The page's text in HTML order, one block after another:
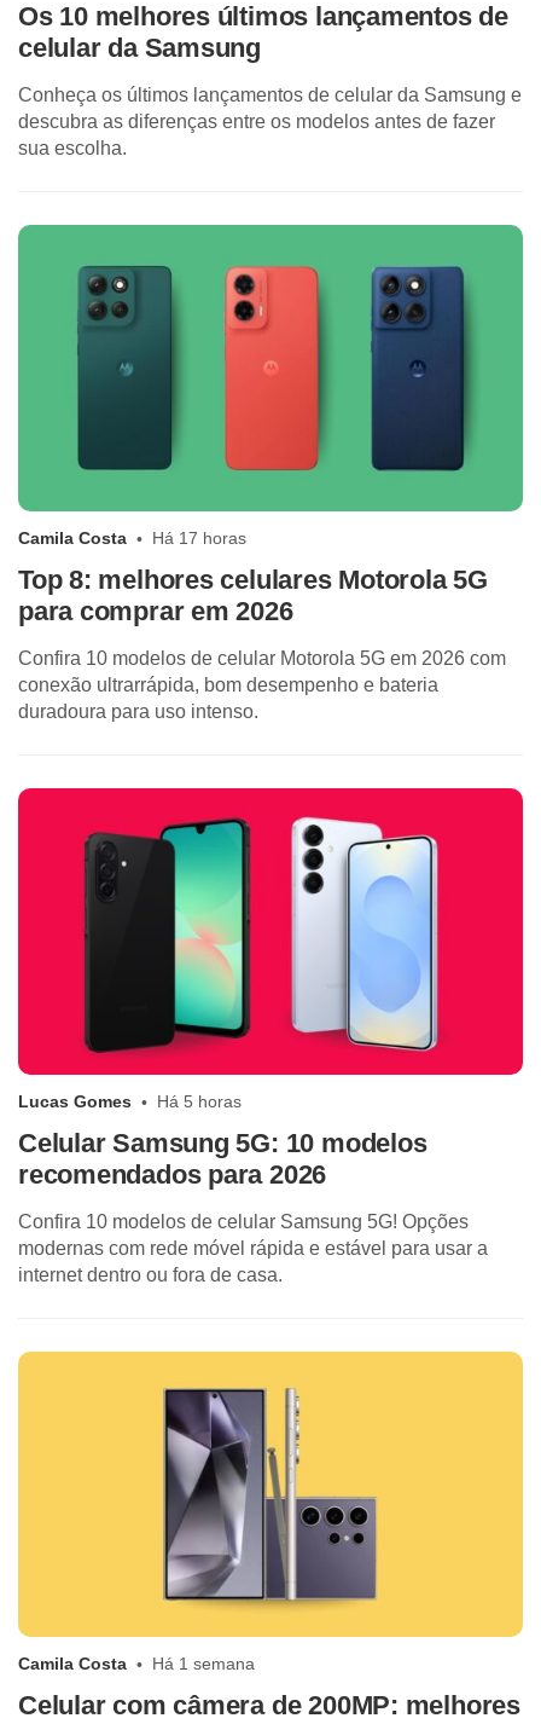
Os 10 melhores últimos lançamentos de
celular da Samsung
Conheça os últimos lançamentos de celular da Samsung e
descubra as diferenças entre os modelos antes de fazer
sua escolha.
Camila Costa Há 17 horas
Top 8: melhores celulares Motorola 5G
para comprar em 2026
Confira 10 modelos de celular Motorola 5G em 2026 com
conexão ultrarrápida, bom desempenho e bateria
duradoura para uso intenso.
Lucas Gomes Há 5 horas
Celular Samsung 5G: 10 modelos
recomendados para 2026
Confira 10 modelos de celular Samsung 5G! Opções
modernas com rede móvel rápida e estável para usar a
internet dentro ou fora de casa.
Camila Costa Há 1 semana
Celular com câmera de 200MP: melhores